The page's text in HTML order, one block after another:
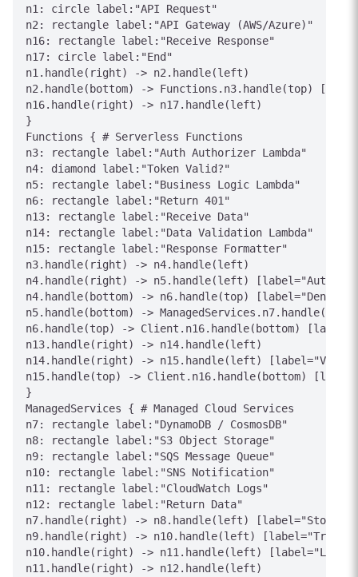
n1: circle label:"API Request"
n2: rectangle label:"API Gateway (AWS/Azure)"
n16: rectangle label:"Receive Response"
n17: circle label:"End"
n1.handle(right) -> n2.handle(left)
n2.handle(bottom) -> Functions.n3.handle(top)
n16.handle(right) -> n17.handle(left)
}
Functions { # Serverless Functions
n3: rectangle label:"Auth Authorizer Lambda"
n4: diamond label:"Token Valid?"
n5: rectangle label:"Business Logic Lambda"
n6: rectangle label:"Return 401"
n13: rectangle label:"Receive Data"
n14: rectangle label:"Data Validation Lambda"
n15: rectangle label:"Response Formatter"
n3.handle(right) -> n4.handle(left)
n4.handle(right) -> n5.handle(left)
n4.handle(bottom) -> n6.handle(top) [label="Denied"]
n5.handle(bottom) ->
n6.handle(top) -> Client.n16.handle(bottom)
n13.handle(right) -> n14.handle(left)
n14.handle(right) -> n15.handle(left)
n15.handle(top) -> Client.n16.handle(bottom)
}
ManagedServices { # Managed Cloud Services
n7: rectangle label:"DynamoDB / CosmosDB"
n8: rectangle label:"S3 Object Storage"
n9: rectangle label:"SQS Message Queue"
n10: rectangle label:"SNS Notification"
n11: rectangle label:"CloudWatch Logs"
n12: rectangle label:"Return Data"
n7.handle(right) -> n8.handle(left) [label="Store
n9.handle(right) -> n10.handle(left)
n10.handle(right) -> n11.handle(left) [label="Log"]
n11.handle(right) -> n12.handle(left)